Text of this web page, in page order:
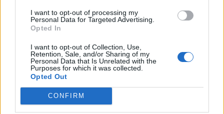
I want to opt-out of processing my
Personal Data for Targeted Advertising.
Opted In
I want to opt-out of Collection, Use,
Retention, Sale, and/or Sharing of my
Personal Data that Is Unrelated with the
Purposes for which it was collected.
Opted Out
CONFIRM
në tavolinë
Lewandowski për
Superkupën
Benzema refuzon të
komentojë mbi
sportisti më i mirë i vitit